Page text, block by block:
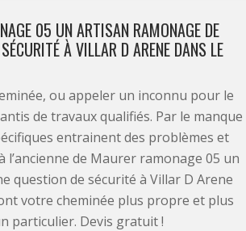
05 UN ARTISAN RAMONAGE DE
À VILLAR D ARENE DANS LE
ou appeler un inconnu pour le
de travaux qualifiés. Par le manque
entrainent des problèmes et
l’ancienne de Maurer ramonage 05 un
question de sécurité à Villar D Arene
votre cheminée plus propre et plus
particulier. Devis gratuit !